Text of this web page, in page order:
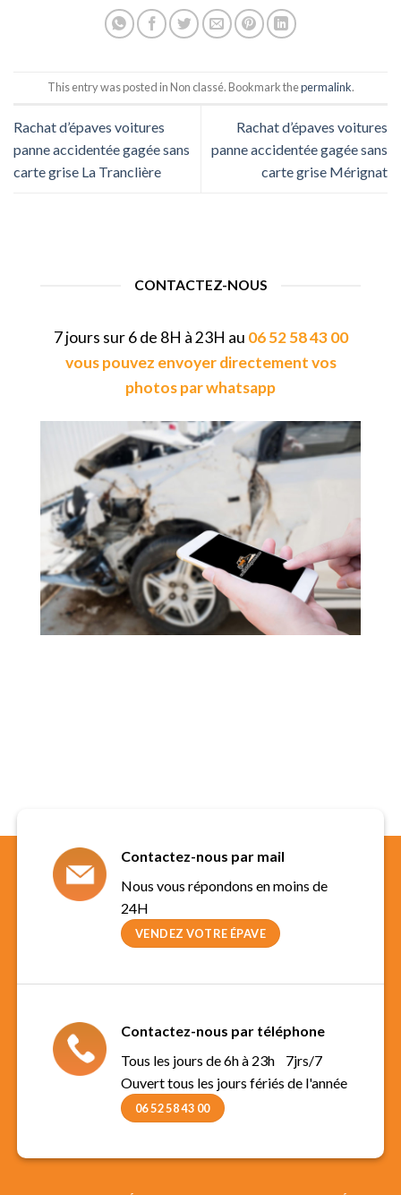
This entry was posted in Non classé. Bookmark thepermalink.
Rachat d’épaves voitures
panne accidentée gagée sans
carte grise La Tranclière
Rachat d’épaves voitures
panne accidentée gagée sans
carte grise Mérignat
CONTACTEZ-NOUS
7 jours sur 6 de 8H à 23H au 06 52 58 43 00
vous pouvez envoyer directement vos
photos par whatsapp
Contactez-nous par mail
Nous vous répondons en moins de
24H
VENDEZ VOTRE ÉPAVE
Contactez-nous par téléphone
Tous les jours de 6h à 23h 7jrs/7
Ouvert tous les jours fériés de l'année
06 52 58 43 00